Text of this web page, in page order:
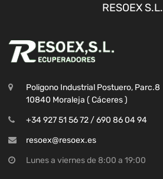
RESOEX S.L.
Poligono Industrial Postuero, Parc.8
10840 Moraleja ( Cáceres )
+34 927 51 56 72 / 690 86 04 94
resoex@resoex.es
Lunes a viernes de 8:00 a 19:00